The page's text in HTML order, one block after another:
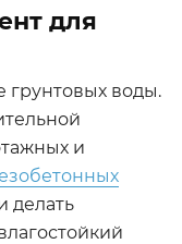
для
грунтовых воды.
и
делать